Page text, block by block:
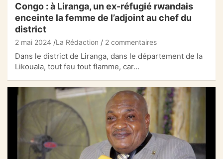
Congo : à Liranga, un ex-réfugié rwandais
enceinte la femme de l’adjoint au chef du
district
2 mai 2024 La Rédaction 2 commentaires
Dans le district de Liranga, dans le département de la
Likouala, tout feu tout flamme, car…